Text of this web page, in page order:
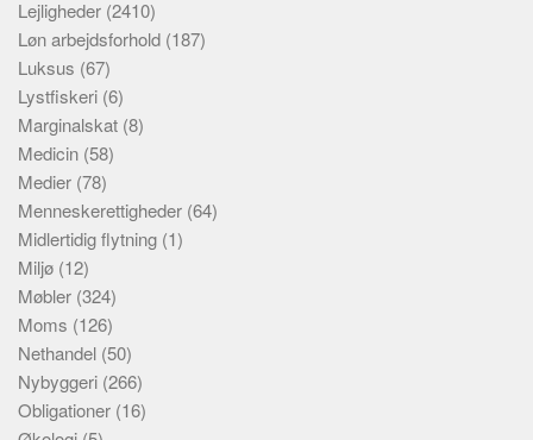
Lejligheder (2410)
Løn arbejdsforhold (187)
Luksus (67)
Lystfiskeri (6)
Marginalskat (8)
Medicin (58)
Medier (78)
Menneskerettigheder (64)
Midlertidig flytning (1)
Miljø (12)
Møbler (324)
Moms (126)
Nethandel (50)
Nybyggeri (266)
Obligationer (16)